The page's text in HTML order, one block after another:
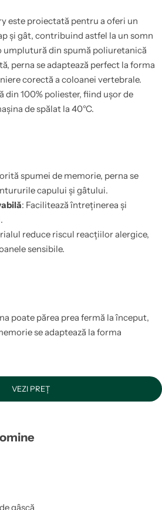
este proiectată pentru a oferi un
și gât, contribuind astfel la un somn
umplutură din spumă poliuretanică
perna se adaptează perfect la forma
corectă a coloanei vertebrale.
din 100% poliester, fiind ușor de
de spălat la 40°C​.
spumei de memorie, perna se
capului și gâtului.
: Facilitează întreținerea și
reduce riscul reacțiilor alergice,
sensibile​.
poate părea prea fermă la început,
se adaptează la forma
VEZI PREȚ
gâscă